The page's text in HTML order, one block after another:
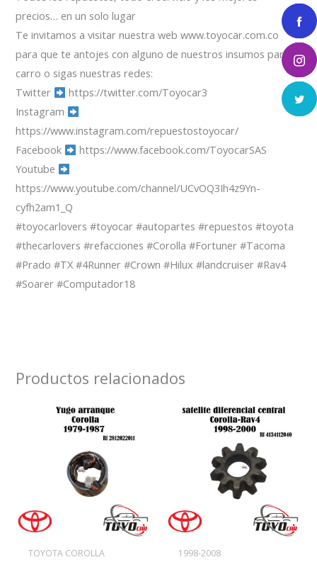
precios… en un solo lugar
Te invitamos a visitar nuestra web www.toyocar.com.co
para que te antojes con alguno de nuestros insumos para el
carro o sigas nuestras redes:
Twitter
https://twitter.com/Toyocar3
Instagram
https://www.instagram.com/repuestostoyocar/
Facebook
https://www.facebook.com/ToyocarSAS
Youtube
https://www.youtube.com/channel/UCvOQ3Ih4z9Yn-
cyfh2am1_Q
#toyocarlovers #toyocar #autopartes #repuestos #toyota
#thecarlovers #refacciones #Corolla #Fortuner #Tacoma
#Prado #TX #4Runner #Crown #Hilux #landcruiser #Rav4
#Soarer #Computador18
Productos relacionados
TOYOTA COROLLA 1998-2008